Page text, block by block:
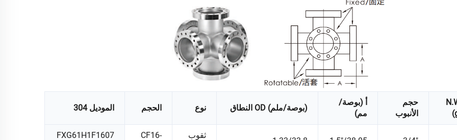
الموديل 304 الحجم نوع النطاق OD (بوصة/ملم)
أ (بوصة/
مم)
حجم
الأنبوب
FXG61H1F1607
CF16-
ثقوب